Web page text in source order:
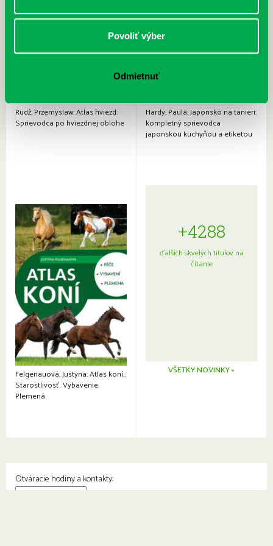
Povoliť výber
Odmietnuť
Rudź, Przemyslaw: Atlas hviezd:
Sprievodca po hviezdnej oblohe
Hardy, Paula: Japonsko na tanieri:
kompletný sprievodca
japonskou kuchyňou a etiketou
Felgenauová, Justyna: Atlas koní.:
Starostlivosť. Vybavenie.
Plemená
+4288
ďalších skvelých titulov na
čítanie
VŠETKY NOVINKY »
Otváracie hodiny a kontakty: